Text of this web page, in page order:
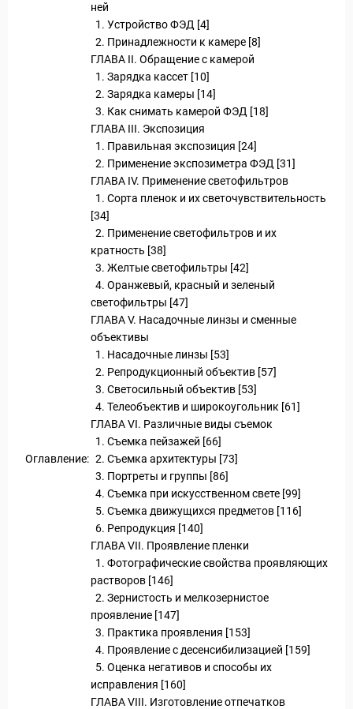
Статьи
Оглавление:
ней
1. Устройство ФЭД [4]
2. Принадлежности к камере [8]
ГЛАВА II. Обращение с камерой
1. Зарядка кассет [10]
2. Зарядка камеры [14]
3. Как снимать камерой ФЭД [18]
ГЛАВА III. Экспозиция
1. Правильная экспозиция [24]
2. Применение экспозиметра ФЭД [31]
ГЛАВА IV. Применение светофильтров
1. Сорта пленок и их светочувствительность
[34]
2. Применение светофильтров и их
кратность [38]
3. Желтые светофильтры [42]
4. Оранжевый, красный и зеленый
светофильтры [47]
ГЛАВА V. Насадочные линзы и сменные
объективы
1. Насадочные линзы [53]
2. Репродукционный объектив [57]
3. Светосильный объектив [53]
4. Телеобъектив и широкоугольник [61]
ГЛАВА VI. Различные виды съемок
1. Съемка пейзажей [66]
2. Съемка архитектуры [73]
3. Портреты и группы [86]
4. Съемка при искусственном свете [99]
5. Съемка движущихся предметов [116]
6. Репродукция [140]
ГЛАВА VII. Проявление пленки
1. Фотографические свойства проявляющих
растворов [146]
2. Зернистость и мелкозернистое
проявление [147]
3. Практика проявления [153]
4. Проявление с десенсибилизацией [159]
5. Оценка негативов и способы их
исправления [160]
ГЛАВА VIII. Изготовление отпечатков